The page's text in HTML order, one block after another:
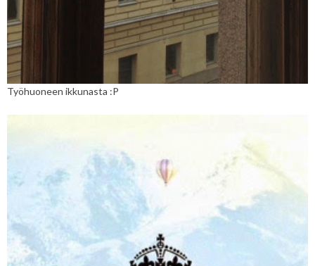
Työhuoneen ikkunasta :P